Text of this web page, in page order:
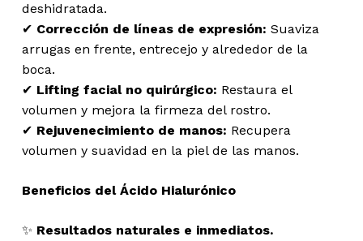
deshidratada.
✔ Corrección de líneas de expresión: Suaviza
arrugas en frente, entrecejo y alrededor de la
boca.
✔ Lifting facial no quirúrgico: Restaura el
volumen y mejora la firmeza del rostro.
✔ Rejuvenecimiento de manos: Recupera
volumen y suavidad en la piel de las manos.
Beneficios del Ácido Hialurónico
✨ Resultados naturales e inmediatos.